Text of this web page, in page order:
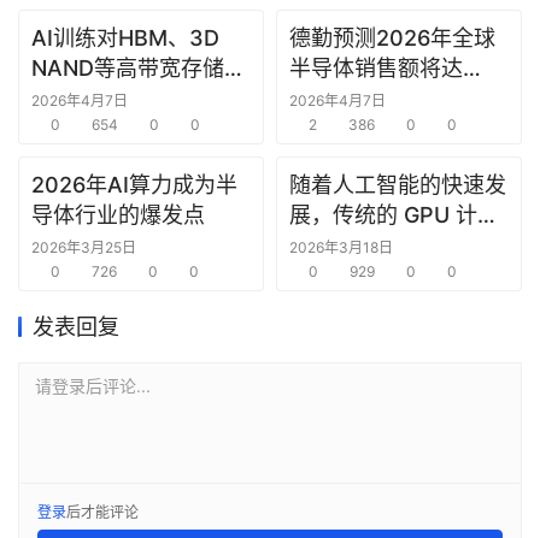
AI训练对HBM、3D
NAND等高带宽存储器
件的需求强劲
2026年4月7日
0
654 0 0
德勤预测2026年全球
半导体销售额将达
9750亿美元
2026年4月7日
2
386 0 0
2026年AI算力成为半
导体行业的爆发点
2026年3月25日
0
726 0 0
随着人工智能的快速发
展，传统的 GPU 计算
架构正面临挑战
2026年3月18日
0
929 0 0
发表回复
请登录后评论...
登录后才能评论